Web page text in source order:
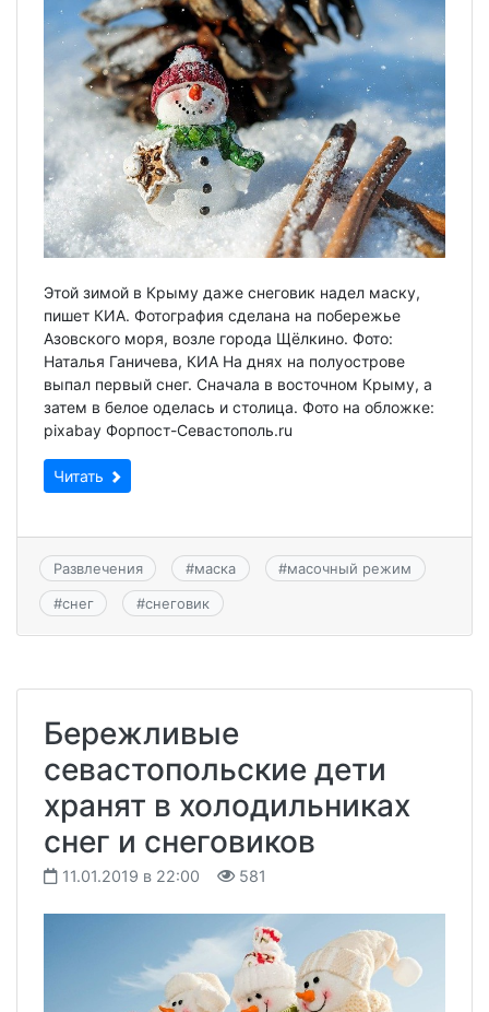
Этой зимой в Крыму даже снеговик надел маску,
пишет КИА. Фотография сделана на побережье
Азовского моря, возле города Щёлкино. Фото:
Наталья Ганичева, КИА На днях на полуострове
выпал первый снег. Сначала в восточном Крыму, а
затем в белое оделась и столица. Фото на обложке:
pixabay Форпост-Севастополь.ru
Читать
Развлечения #маска #масочный режим
#снег #снеговик
Бережливые
севастопольские дети
хранят в холодильниках
снег и снеговиков
11.01.2019 в 22:00 581